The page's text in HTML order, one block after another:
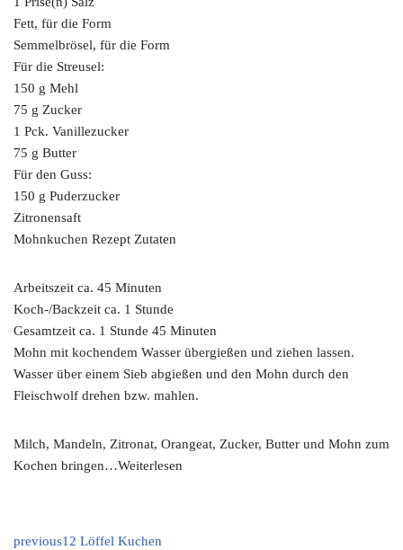
Fett, für die Form
Semmelbrösel, für die Form
Für die Streusel:
150 g Mehl
75 g Zucker
1 Pck. Vanillezucker
75 g Butter
Für den Guss:
150 g Puderzucker
Zitronensaft
Mohnkuchen Rezept Zutaten
Arbeitszeit ca. 45 Minuten
Koch-/Backzeit ca. 1 Stunde
Gesamtzeit ca. 1 Stunde 45 Minuten
Mohn mit kochendem Wasser übergießen und ziehen lassen.
Wasser über einem Sieb abgießen und den Mohn durch den
Fleischwolf drehen bzw. mahlen.
Milch, Mandeln, Zitronat, Orangeat, Zucker, Butter und Mohn zum
Kochen bringen…Weiterlesen
previous12 Löffel Kuchen